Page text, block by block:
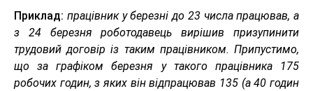
Приклад: працівник у березні до 23 числа працював, а
з 24 березня роботодавець вирішив призупинити
трудовий договір із таким працівником. Припустимо,
що за графіком березня у такого працівника 175
робочих годин, з яких він відпрацював 135 (а 40 годин